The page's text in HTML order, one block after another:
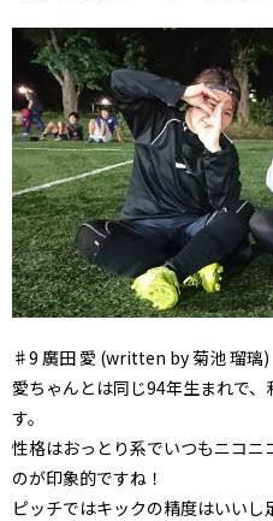
♯9 廣田 愛 (written by 菊池 瑠璃)
愛ちゃんとは同じ94年生まれで
す。
性格はおっとり系でいつもニコニ
のが印象的ですね！
ピッチではキックの精度はいい